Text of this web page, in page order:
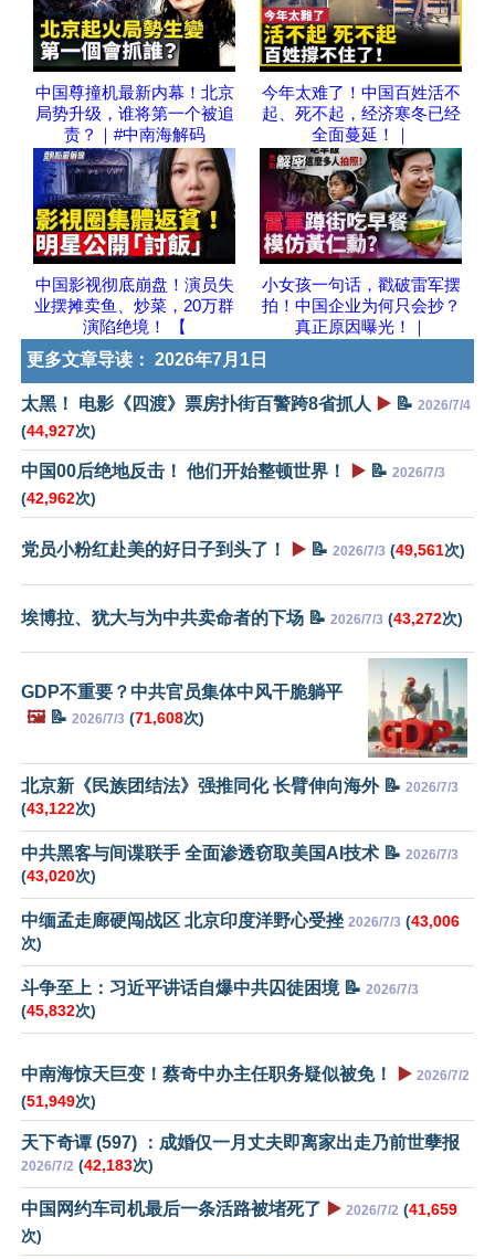
中国尊撞机最新内幕！北京
局势升级，谁将第一个被追
责？｜#中南海解码
今年太难了！中国百姓活不
起、死不起，经济寒冬已经
全面蔓延！｜
中国影视彻底崩盘！演员失
业摆摊卖鱼、炒菜，20万群
演陷绝境！ 【
小女孩一句话，戳破雷军摆
拍！中国企业为何只会抄？
真正原因曝光！｜
更多文章导读： 2026年7月1日
太黑！ 电影《四渡》票房扑街百警跨8省抓人 ▶️ 📝 2026/7/4
(44,927次)
中国00后绝地反击！ 他们开始整顿世界！ ▶️ 📝 2026/7/3
(42,962次)
党员小粉红赴美的好日子到头了！ ▶️ 📝 2026/7/3 (49,561次)
埃博拉、犹大与为中共卖命者的下场 📝 2026/7/3 (43,272次)
GDP不重要？中共官员集体中风干脆躺平
🖼️📝 2026/7/3 (71,608次)
北京新《民族团结法》强推同化 长臂伸向海外 📝 2026/7/3
(43,122次)
中共黑客与间谍联手 全面渗透窃取美国AI技术 📝 2026/7/3
(43,020次)
中缅孟走廊硬闯战区 北京印度洋野心受挫 2026/7/3 (43,006
次)
斗争至上：习近平讲话自爆中共囚徒困境 📝 2026/7/3
(45,832次)
中南海惊天巨变！蔡奇中办主任职务疑似被免！ ▶️ 2026/7/2
(51,949次)
天下奇谭 (597) ：成婚仅一月丈夫即离家出走乃前世孽报
2026/7/2 (42,183次)
中国网约车司机最后一条活路被堵死了 ▶️ 2026/7/2 (41,659
次)